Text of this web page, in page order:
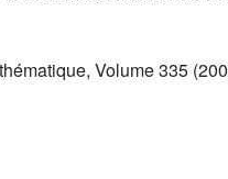
Volume 335